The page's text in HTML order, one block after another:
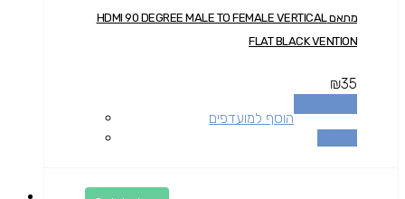
מתאם HDMI 90 DEGREE MALE TO FEMALE VERTICAL
FLAT BLACK VENTION
₪35
הוסף למועדפים